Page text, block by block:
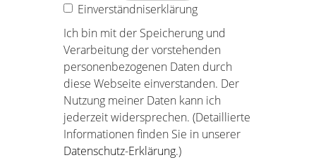
Einverständniserklärung
Ich bin mit der Speicherung und
Verarbeitung der vorstehenden
personenbezogenen Daten durch
diese Webseite einverstanden. Der
Nutzung meiner Daten kann ich
jederzeit widersprechen. (Detaillierte
Informationen finden Sie in unserer
Datenschutz-Erklärung.)